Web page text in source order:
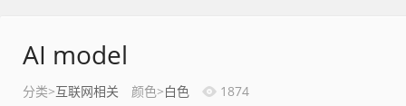
AI model
分类>互联网相关 颜色>白色 1874